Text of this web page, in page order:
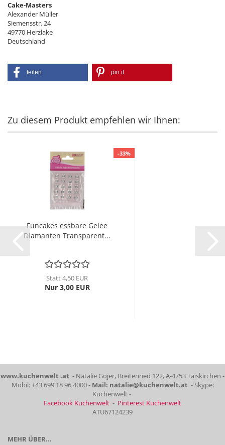
Cake-Masters
Alexander Müller
Siemensstr. 24
49770 Herzlake
Deutschland
teilen pin it
Zu diesem Produkt empfehlen wir Ihnen:
-33%
Funcakes essbare Gelee
Diamanten Transparent...
Statt 4,50 EUR
Nur 3,00 EUR
www.kuchenwelt .at - Natalie Gojer, Breitenried 122, A-4753 Taiskirchen -
Mobil: +43 699 18 96 4000 - Mail: natalie@kuchenwelt.at - Skype:
Kuchenwelt -
Facebook Kuchenwelt - Pinterest Kuchenwelt
ATU67124239
MEHR ÜBER...